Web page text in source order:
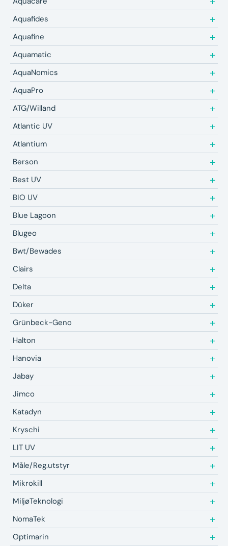
Aquafides
Aquafine
Aquamatic
AquaNomics
AquaPro
ATG/Willand
Atlantic UV
Atlantium
Berson
Best UV
BIO UV
Blue Lagoon
Blugeo
Bwt/Bewades
Clairs
Delta
Düker
Grünbeck-Geno
Halton
Hanovia
Jabay
Jimco
Katadyn
Kryschi
LIT UV
Måle/Reg.utstyr
Mikrokill
MiljøTeknologi
NomaTek
Optimarin